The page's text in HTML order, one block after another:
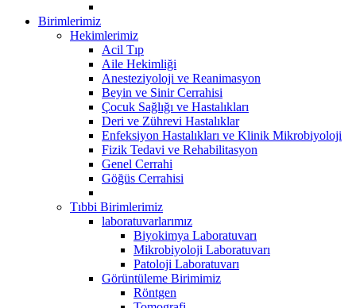
Birimlerimiz
Hekimlerimiz
Acil Tıp
Aile Hekimliği
Anesteziyoloji ve Reanimasyon
Beyin ve Sinir Cerrahisi
Çocuk Sağlığı ve Hastalıkları
Deri ve Zührevi Hastalıklar
Enfeksiyon Hastalıkları ve Klinik Mikrobiyoloji
Fizik Tedavi ve Rehabilitasyon
Genel Cerrahi
Göğüs Cerrahisi
Tıbbi Birimlerimiz
laboratuvarlarımız
Biyokimya Laboratuvarı
Mikrobiyoloji Laboratuvarı
Patoloji Laboratuvarı
Görüntüleme Birimimiz
Röntgen